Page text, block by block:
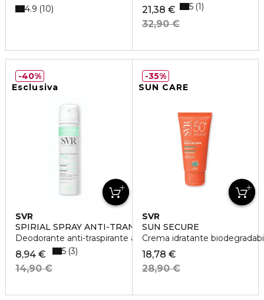
4.9 10
21,38 €
32,90 €
5 1
Esclusiva
SVR
SPIRIAL SPRAY ANTI-TRANSPIRANT
Deodorante anti-traspirante azione intensa 48h
8,94 €
14,90 €
5 3
40%
SUN CARE
SVR
SUN SECURE
Crema idratante
18,78 €
28,90 €
35%